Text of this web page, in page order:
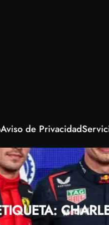
Aviso de Privacidad